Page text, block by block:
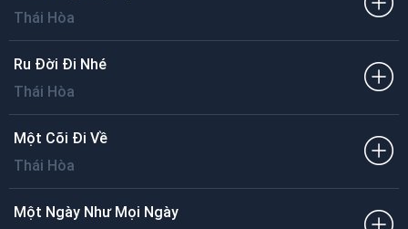
Thái Hòa
Ru Đời Đi Nhé
Thái Hòa
Một Cõi Đi Về
Thái Hòa
Một Ngày Như Mọi Ngày